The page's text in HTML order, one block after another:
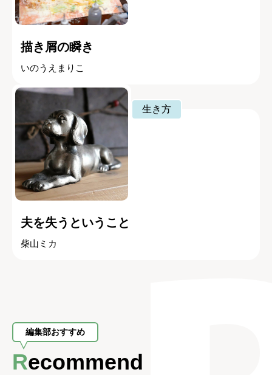
描き屑の瞬き
いのうえまりこ
生き方
夫を失うということ
柴山ミカ
編集部おすすめ
Recommend